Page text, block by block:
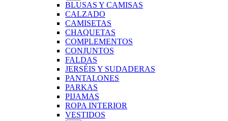
BLUSAS Y CAMISAS
CALZADO
CAMISETAS
CHAQUETAS
COMPLEMENTOS
CONJUNTOS
FALDAS
JERSÉIS Y SUDADERAS
PANTALONES
PARKAS
PIJAMAS
ROPA INTERIOR
VESTIDOS